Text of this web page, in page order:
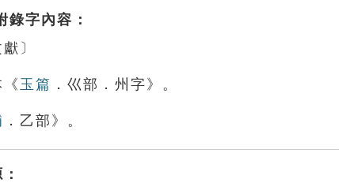
錄字內容：
〕
玉篇 ．巛部．州字》。
．乙部》。